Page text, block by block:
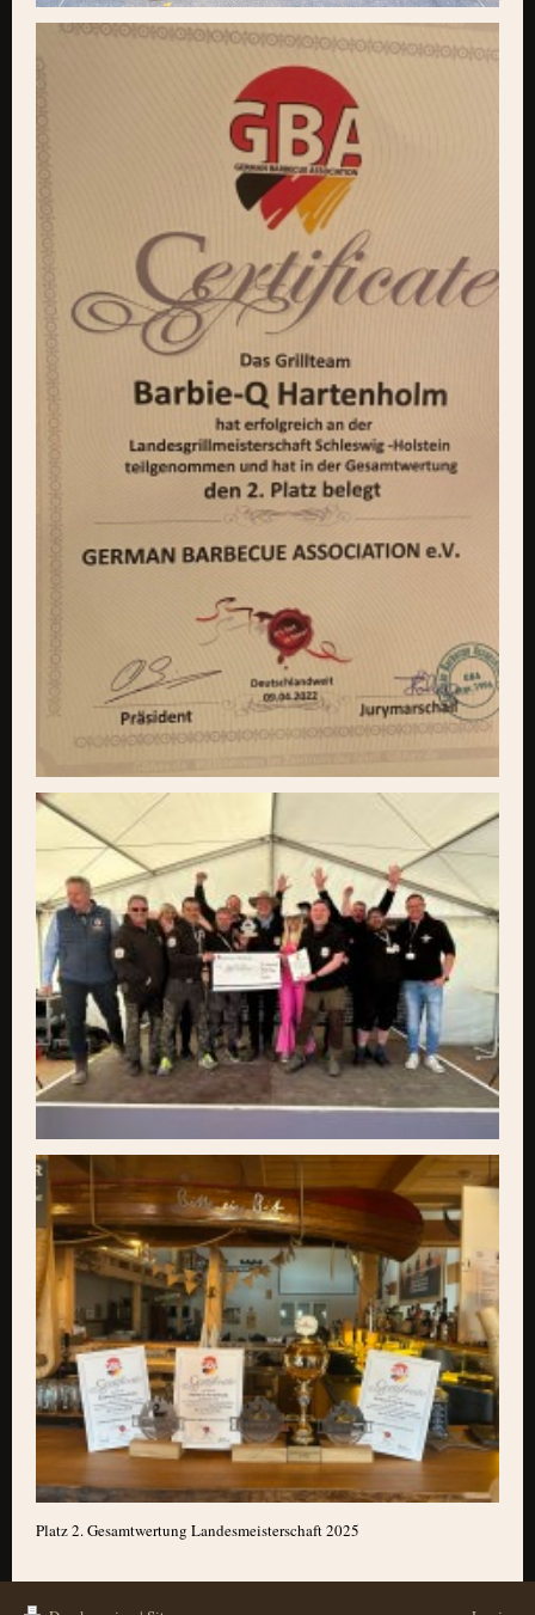
Platz 2. Gesamtwertung Landesmeisterschaft 2025